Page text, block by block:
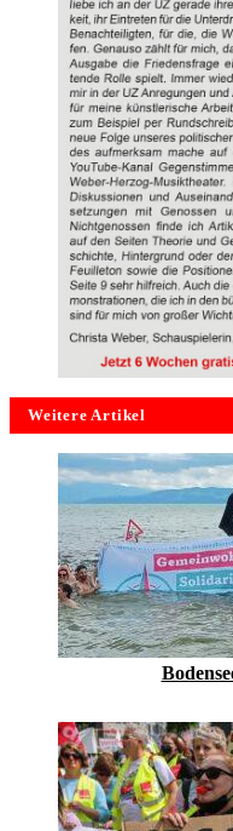
Weitere Artikel